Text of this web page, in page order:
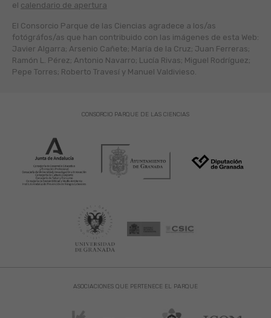
el calendario de apertura
El Consorcio Parque de las Ciencias agradece a los/as
fotógráfos/as que han contribuido con las imágenes de esta Web:
Javier Algarra; Arsenio Cañete; María de la Cruz; Juan Ferreras;
Ramón L. Pérez; Antonio Navarro; Lucía Rivas; Miguel Rodríguez;
Pepe Torres; Roberto Travesí y Manuel Valdivieso.
ASOCIACIONES QUE PERTENECE EL PARQUE
CONSORCIO PARQUE DE LAS CIENCIAS